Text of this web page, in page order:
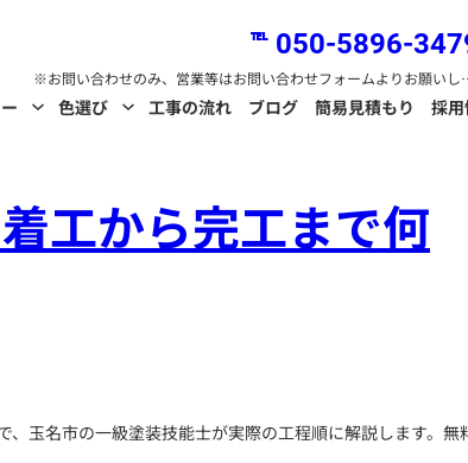
℡ 050-5896-
※お問い合わせのみ、
色選び 工事の流れ ブログ 簡易見積もり 採
工から完工まで何
玉名市の一級塗装技能士が実際の工程順に解説します。無